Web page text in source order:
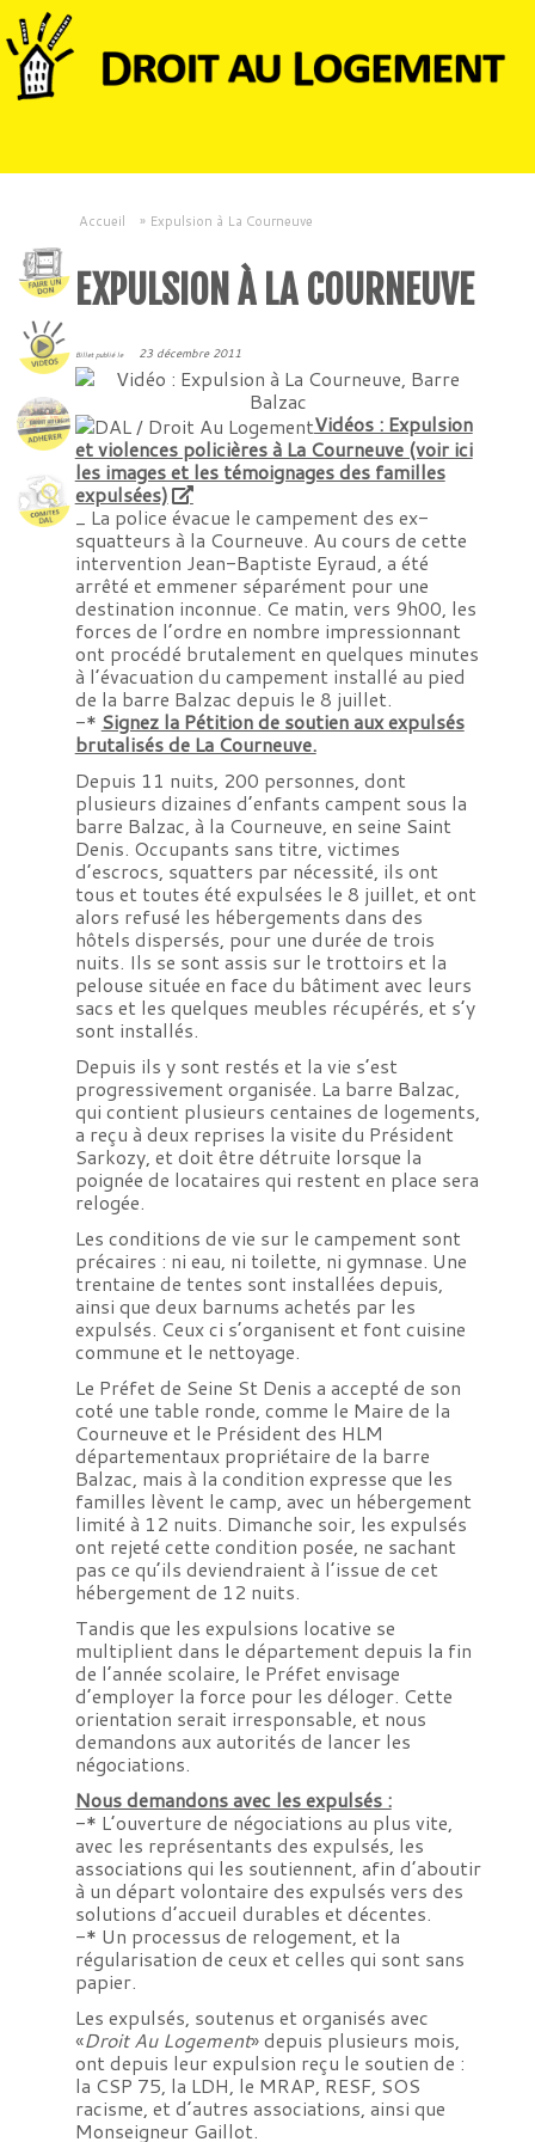
Accueil » Expulsion à La Courneuve
EXPULSION À LA COURNEUVE
Billet publié le 23 décembre 2011
Vidéos : Expulsion
et violences policières à La Courneuve (voir ici
les images et les témoignages des familles
expulsées)
_ La police évacue le campement des ex-
squatteurs à la Courneuve. Au cours de cette
intervention Jean-Baptiste Eyraud, a été
arrêté et emmener séparément pour une
destination inconnue. Ce matin, vers 9h00, les
forces de l’ordre en nombre impressionnant
ont procédé brutalement en quelques minutes
à l’évacuation du campement installé au pied
de la barre Balzac depuis le 8 juillet.
-* Signez la Pétition de soutien aux expulsés
brutalisés de La Courneuve.
Depuis 11 nuits, 200 personnes, dont
plusieurs dizaines d’enfants campent sous la
barre Balzac, à la Courneuve, en seine Saint
Denis. Occupants sans titre, victimes
d’escrocs, squatters par nécessité, ils ont
tous et toutes été expulsées le 8 juillet, et ont
alors refusé les hébergements dans des
hôtels dispersés, pour une durée de trois
nuits. Ils se sont assis sur le trottoirs et la
pelouse située en face du bâtiment avec leurs
sacs et les quelques meubles récupérés, et s’y
sont installés.
Depuis ils y sont restés et la vie s’est
progressivement organisée. La barre Balzac,
qui contient plusieurs centaines de logements,
a reçu à deux reprises la visite du Président
Sarkozy, et doit être détruite lorsque la
poignée de locataires qui restent en place sera
relogée.
Les conditions de vie sur le campement sont
précaires : ni eau, ni toilette, ni gymnase. Une
trentaine de tentes sont installées depuis,
ainsi que deux barnums achetés par les
expulsés. Ceux ci s’organisent et font cuisine
commune et le nettoyage.
Le Préfet de Seine St Denis a accepté de son
coté une table ronde, comme le Maire de la
Courneuve et le Président des HLM
départementaux propriétaire de la barre
Balzac, mais à la condition expresse que les
familles lèvent le camp, avec un hébergement
limité à 12 nuits. Dimanche soir, les expulsés
ont rejeté cette condition posée, ne sachant
pas ce qu’ils deviendraient à l’issue de cet
hébergement de 12 nuits.
Tandis que les expulsions locative se
multiplient dans le département depuis la fin
de l’année scolaire, le Préfet envisage
d’employer la force pour les déloger. Cette
orientation serait irresponsable, et nous
demandons aux autorités de lancer les
négociations.
Nous demandons avec les expulsés :
-* L’ouverture de négociations au plus vite,
avec les représentants des expulsés, les
associations qui les soutiennent, afin d’aboutir
à un départ volontaire des expulsés vers des
solutions d’accueil durables et décentes.
-* Un processus de relogement, et la
régularisation de ceux et celles qui sont sans
papier.
Les expulsés, soutenus et organisés avec
«Droit Au Logement» depuis plusieurs mois,
ont depuis leur expulsion reçu le soutien de :
la CSP 75, la LDH, le MRAP, RESF, SOS
racisme, et d’autres associations, ainsi que
Monseigneur Gaillot.